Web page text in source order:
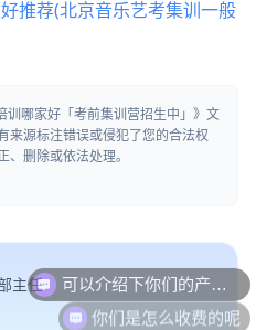
推荐(北京音乐艺考集训一般
训哪家好「考前集训营招生中」》文
来源标注错误或侵犯了您的合法权
删除或依法处理。
主任
你们是怎么收费的呢